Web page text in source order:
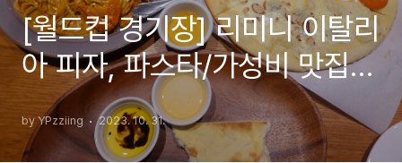
[월드컵 경기장] 리미니 이탈리
아 피자, 파스타/가성비 맛집,
무제한 드링크바 RIMINI
by YPzziing 2023. 10. 31.